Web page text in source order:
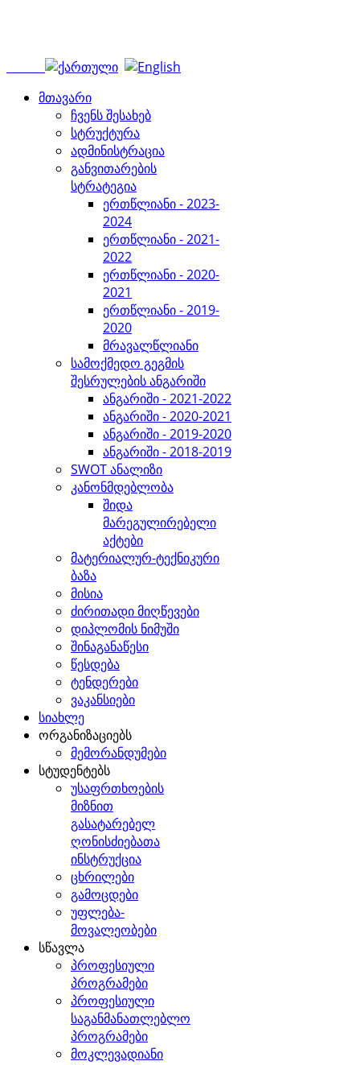
მთავარი
ჩვენს შესახებ
სტრუქტურა
ადმინისტრაცია
განვითარების
სტრატეგია
ერთწლიანი - 2023-
2024
ერთწლიანი - 2021-
2022
ერთწლიანი - 2020-
2021
ერთწლიანი - 2019-
2020
მრავალწლიანი
სამოქმედო გეგმის
შესრულების ანგარიში
ანგარიში - 2021-2022
ანგარიში - 2020-2021
ანგარიში - 2019-2020
ანგარიში - 2018-2019
SWOT ანალიზი
კანონმდებლობა
შიდა
მარეგულირებელი
აქტები
მატერიალურ-ტექნიკური
ბაზა
მისია
ძირითადი მიღწევები
დიპლომის ნიმუში
შინაგანაწესი
წესდება
ტენდერები
ვაკანსიები
სიახლე
ორგანიზაციებს
მემორანდუმები
სტუდენტებს
უსაფრთხოების
მიზნით
გასატარებელ
ღონისძიებათა
ინსტრუქცია
ცხრილები
გამოცდები
უფლება-
მოვალეობები
სწავლა
პროფესიული
პროგრამები
პროფესიული
საგანმანათლებლო
პროგრამები
მოკლევადიანი